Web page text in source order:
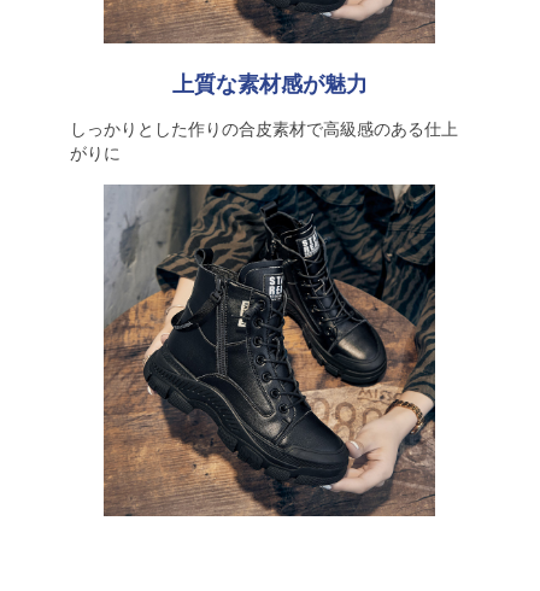
上質な素材感が魅力
しっかりとした作りの合皮素材で高級感のある仕上
がりに